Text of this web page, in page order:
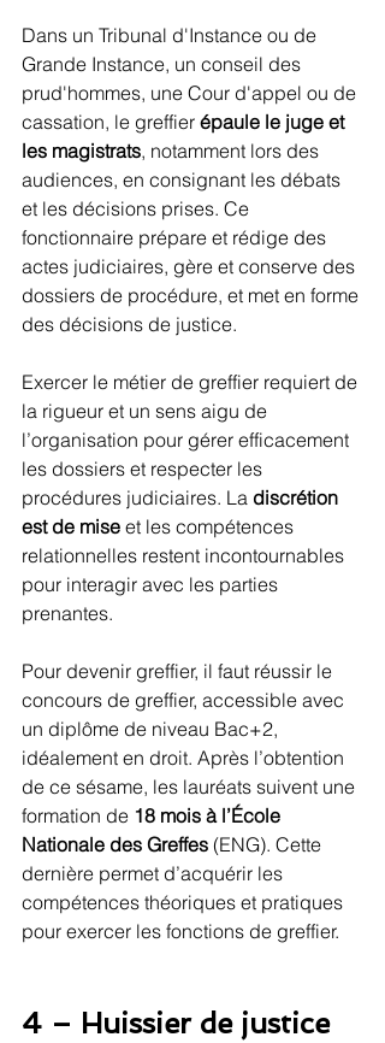
Dans un Tribunal d'Instance ou de
Grande Instance, un conseil des
prud'hommes, une Cour d'appel ou de
cassation, le greffier épaule le juge et
les magistrats, notamment lors des
audiences, en consignant les débats
et les décisions prises. Ce
fonctionnaire prépare et rédige des
actes judiciaires, gère et conserve des
dossiers de procédure, et met en forme
des décisions de justice.
Exercer le métier de greffier requiert de
la rigueur et un sens aigu de
l’organisation pour gérer efficacement
les dossiers et respecter les
procédures judiciaires. La discrétion
est de mise et les compétences
relationnelles restent incontournables
pour interagir avec les parties
prenantes.
Pour devenir greffier, il faut réussir le
concours de greffier, accessible avec
un diplôme de niveau Bac+2,
idéalement en droit. Après l’obtention
de ce sésame, les lauréats suivent une
formation de 18 mois à l’École
Nationale des Greffes (ENG). Cette
dernière permet d’acquérir les
compétences théoriques et pratiques
pour exercer les fonctions de greffier.
4 – Huissier de justice